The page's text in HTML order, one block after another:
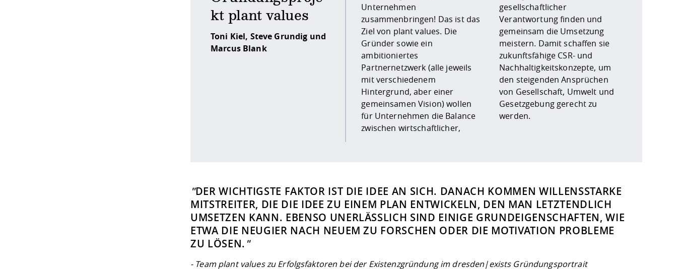
kt plant values
Toni Kiel, Steve Grundig und
Marcus Blank
Unternehmen
zusammenbringen! Das ist das
Ziel von plant values. Die
Gründer sowie ein
ambitioniertes
Partnernetzwerk (alle jeweils
mit verschiedenem
Hintergrund, aber einer
gemeinsamen Vision) wollen
für Unternehmen die Balance
zwischen wirtschaftlicher,
gesellschaftlicher
Verantwortung finden und
gemeinsam die Umsetzung
meistern. Damit schaffen sie
zukunftsfähige CSR- und
Nachhaltigkeitskonzepte, um
den steigenden Ansprüchen
von Gesellschaft, Umwelt und
Gesetzgebung gerecht zu
werden.
"DER WICHTIGSTE FAKTOR IST DIE IDEE AN SICH. DANACH KOMMEN WILLENSSTARKE
MITSTREITER, DIE DIE IDEE ZU EINEM PLAN ENTWICKELN, DEN MAN LETZTENDLICH
UMSETZEN KANN. EBENSO UNERLÄSSLICH SIND EINIGE GRUNDEIGENSCHAFTEN, WIE
ETWA DIE NEUGIER NACH NEUEM ZU FORSCHEN ODER DIE MOTIVATION PROBLEME
ZU LÖSEN. "
- Team plant values zu Erfolgsfaktoren bei der Existenzgründung im dresden|exists Gründungsportrait